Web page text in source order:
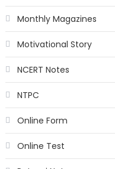
Monthly Magazines
Motivational Story
NCERT Notes
NTPC
Online Form
Online Test